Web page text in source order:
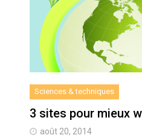
Artemis II :
Quand
pillage
des
Les
Sciences & techniques
3 sites pour mieux
août 20, 2014